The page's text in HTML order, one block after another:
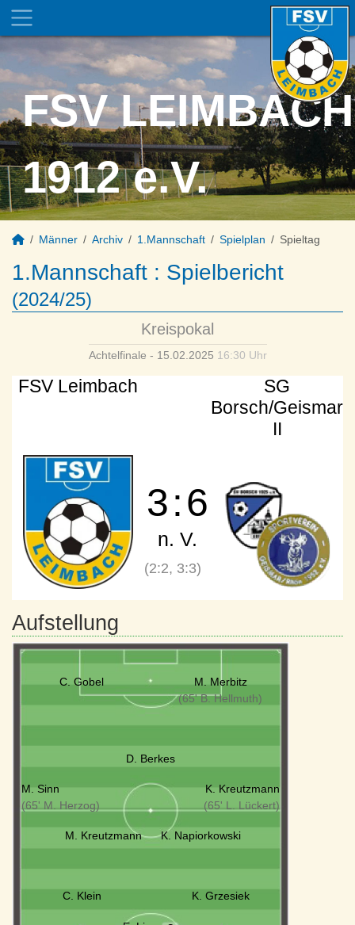
FSV LEIMBACH
1912 e.V.
Männer Archiv 1.Mannschaft Spielplan Spieltag
1.Mannschaft : Spielbericht
(2024/25)
Kreispokal
Achtelfinale - 15.02.2025 16:30 Uhr
FSV Leimbach
SG
Borsch/Geismar
II
3:6
n. V.
(2:2, 3:3)
Aufstellung
C. Gobel
M. Merbitz
(65' B. Hellmuth)
D. Berkes
M. Sinn
(65' M. Herzog)
K. Kreutzmann
(65' L. Lückert)
M. Kreutzmann K. Napiorkowski
C. Klein K. Grzesiek